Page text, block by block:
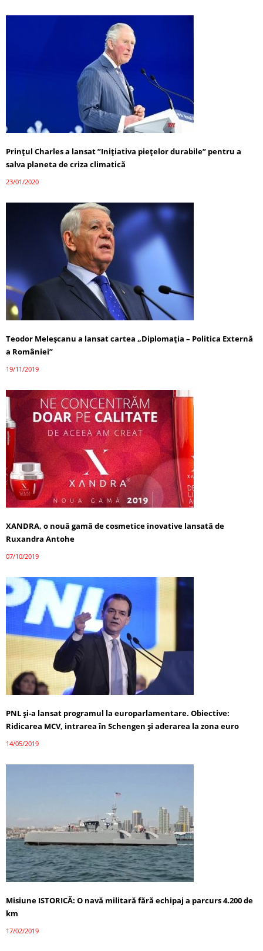
Prințul Charles a lansat ”Inițiativa piețelor durabile” pentru a
salva planeta de criza climatică
23/01/2020
Teodor Meleşcanu a lansat cartea „Diplomaţia – Politica Externă
a României”
19/11/2019
XANDRA, o nouă gamă de cosmetice inovative lansată de
Ruxandra Antohe
07/10/2019
PNL şi-a lansat programul la europarlamentare. Obiective:
Ridicarea MCV, intrarea în Schengen şi aderarea la zona euro
14/05/2019
Misiune ISTORICĂ: O navă militară fără echipaj a parcurs 4.200 de
km
17/02/2019